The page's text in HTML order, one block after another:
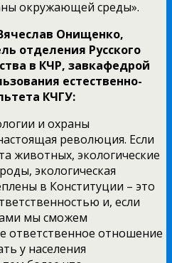
окружающей среды».
Онищенко,
отделения Русского
в КЧР, завкафедрой
естественно-
КЧГУ:
и охраны
революция. Если
животных, экологические
экологическая
в Конституции – это
и, если
мы сможем
ответственное отношение
у населения